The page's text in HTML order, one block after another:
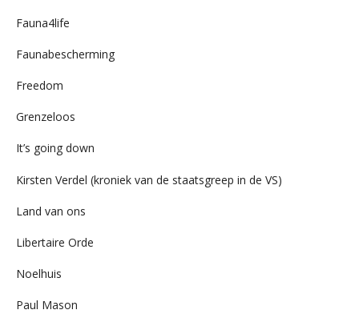
Fauna4life
Faunabescherming
Freedom
Grenzeloos
It’s going down
Kirsten Verdel (kroniek van de staatsgreep in de VS)
Land van ons
Libertaire Orde
Noelhuis
Paul Mason